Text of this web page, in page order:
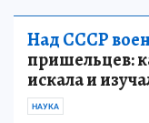
Над СССР
пришельцев:
искала и
НАУКА